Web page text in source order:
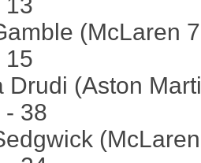
(McLaren
15
Drudi (Aston
- 38